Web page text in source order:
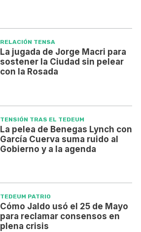
RELACIÓN TENSA
La jugada de Jorge Macri para
sostener la Ciudad sin pelear
con la Rosada
TENSIÓN TRAS EL TEDEUM
La pelea de Benegas Lynch con
García Cuerva suma ruido al
Gobierno y a la agenda
TEDEUM PATRIO
Cómo Jaldo usó el 25 de Mayo
para reclamar consensos en
plena crisis